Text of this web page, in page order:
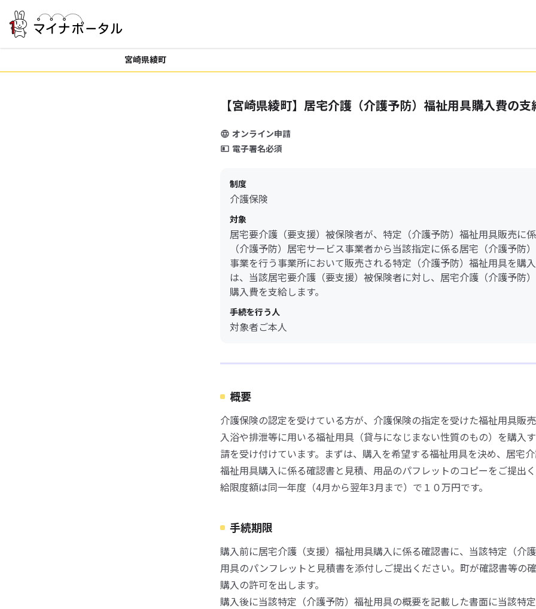
宮崎県綾町
【宮崎県綾町】居宅介護（介護予防）福祉用具購入費の支
オンライン申請
電子署名必須
制度
介護保険
対象
居宅要介護（要支援）被保険者が、特定（介護予防）福祉用具販売に
（介護予防）居宅サービス事業者から当該指定に係る居宅（介護予防
事業を行う事業所において販売される特定（介護予防）福祉用具を購
は、当該居宅要介護（要支援）被保険者に対し、居宅介護（介護予防
購入費を支給します。
手続を行う人
対象者ご本人
概要
介護保険の認定を受けている方が、介護保険の指定を受けた福祉用具販
入浴や排泄等に用いる福祉用具（貸与になじまない性質のもの）を購入
請を受け付けています。まずは、購入を希望する福祉用具を決め、居宅
福祉用具購入に係る確認書と見積、用品のパフレットのコピーをご提出
給限度額は同一年度（4月から翌年3月まで）で１０万円です。
手続期限
購入前に居宅介護（支援）福祉用具購入に係る確認書に、当該特定（介
用具のパンフレットと見積書を添付しご提出ください。町が確認書等の
購入の許可を出します。
購入後に当該特定（介護予防）福祉用具の概要を記載した書面に当該特